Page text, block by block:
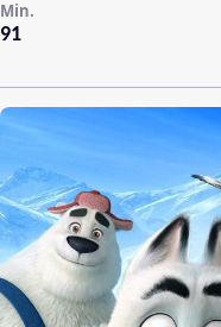
91
Min.